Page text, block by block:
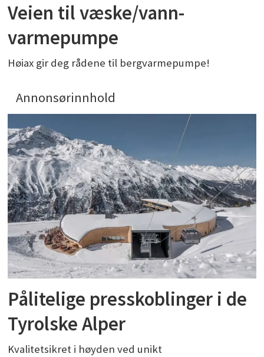
Veien til væske/vann-
varmepumpe
Høiax gir deg rådene til bergvarmepumpe!
Annonsørinnhold
Pålitelige presskoblinger i de
Tyrolske Alper
Kvalitetsikret i høyden ved unikt